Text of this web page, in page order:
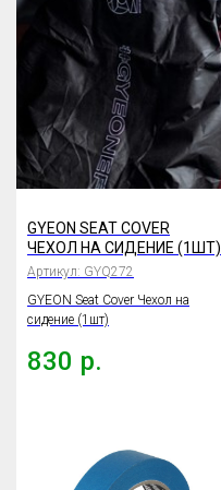
GYEON SEAT COVER
ЧЕХОЛ НА СИДЕНИЕ (1ШТ)
Артикул: GYQ272
GYEON Seat Cover Чехол на
сидение (1шт)
830 р.